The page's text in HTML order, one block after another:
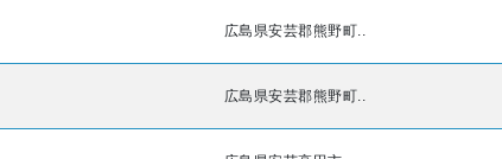
広島県安芸郡熊野町..
広島県安芸郡熊野町..